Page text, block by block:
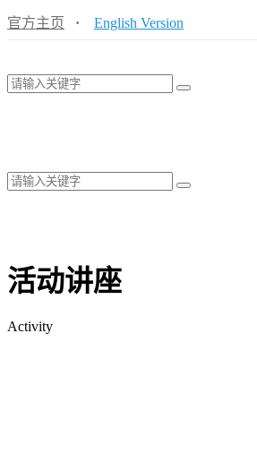
官方主页 · English Version
活动讲座
Activity